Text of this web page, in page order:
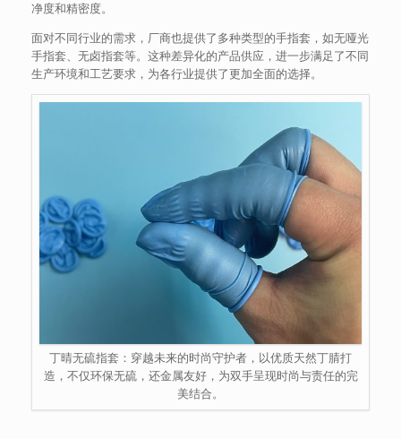
净度和精密度。
面对不同行业的需求，厂商也提供了多种类型的手指套，如无哑光
手指套、无卤指套等。这种差异化的产品供应，进一步满足了不同
生产环境和工艺要求，为各行业提供了更加全面的选择。
丁晴无硫指套：穿越未来的时尚守护者，以优质天然丁腈打
造，不仅环保无硫，还金属友好，为双手呈现时尚与责任的完
美结合。